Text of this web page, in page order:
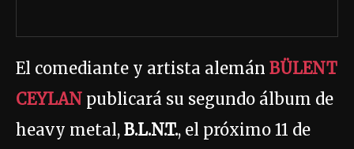
El comediante y artista alemán BÜLENT
CEYLAN publicará su segundo álbum de
heavy metal, B.L.N.T., el próximo 11 de